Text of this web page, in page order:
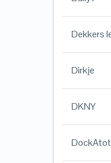
Dekkers
Dirkje
DKNY
DockAtot